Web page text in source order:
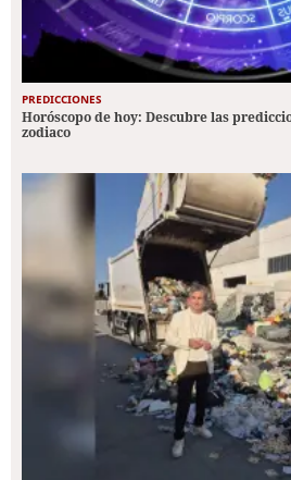
PREDICCIONES
Horóscopo de hoy: Descubre las
zodiaco